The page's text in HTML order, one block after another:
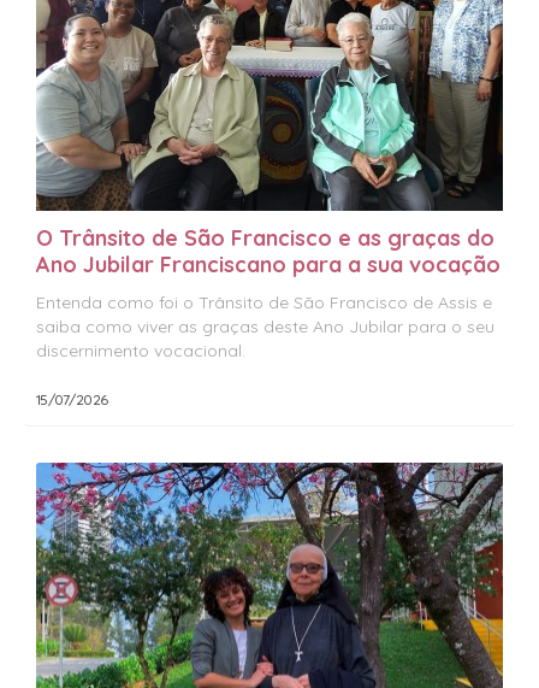
O Trânsito de São Francisco e as graças do
Ano Jubilar Franciscano para a sua vocação
Entenda como foi o Trânsito de São Francisco de Assis e
saiba como viver as graças deste Ano Jubilar para o seu
discernimento vocacional.
15/07/2026